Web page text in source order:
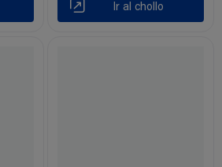
Ir al chollo